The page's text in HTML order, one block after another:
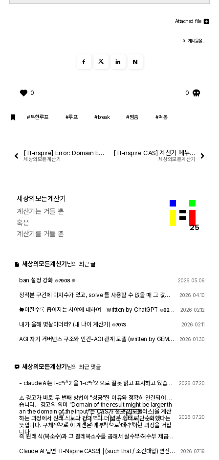
Attached file
이 게시물을..
N
0 0
#무한루프 #루프 #break #멈춤 #먹통
[TI-nspire] Error: Domain Error
세상의모든계산기
[TI-nspire CAS] 계산기 메뉴 트리
세상의모든계산기
25
세상의모든계산기
계산기는 거들 뿐
혹은
계산기를 거들 뿐
세상의모든계산기 님의 최근 글
ban 설정 강화
7908
2026 05.09
정적분 구간에 미지수가 있고, solve 를 사용할 수 없을 때 그 값을
2026 04.10
높아질수록 좁아지는 시야에 대하여 - written by ChatGPT
828
2026 02.12
내가 올해 몇살이더라? (내 나이 계산기) 7073 2026 02.11
AGI 자기 거버넌스 구조와 인간-AGI 관계 모델 (written by GEMIN
2026 01.30
세상의모든계산기 님의 최근 댓글
- claude AI는 l-c*r^2 을 1-c*r^2 으로 잘못 읽고 표시하고 있습니
해 보아도 결과는 바뀌지 않습니다.
2026 07.20
⚠️ 경고가 바로 두 번째 방법이 "성공"한 이유와 정확히 연결되어 있
습니다. 경고의 의미 "Domain of the result might be larger th
an the domain of the input"는 CAS가 절댓값(모듈러스)을 계산
하는 과정에서 원래 식보다 정의역이 더 넓은 형태로 단순화했다는
뜻입니다. 구체적으로 이 계산은 내부적으로 대략 이런 과정을 거칩
니다.
|ere⋅r|=(ere⋅r)⋅(ere⋅r)―
즉 원래 식(복소수)과 그 켤레복소수를 곱해서 실수부·허수부 제곱합
√(x²) → x 또는 √a·√b → √(ab) 같은 규칙들이 쓰이는데, 이런
2026 07.20
Claude AI 답변 TI-Nspire CAS의 | (such that / 조건대입) 연산자
2026 07.19